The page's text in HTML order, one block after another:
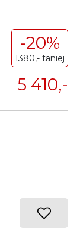
-20%
1380,- taniej
5 410,-